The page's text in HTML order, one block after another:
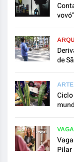
vovó”
de
ARTE
Pilar